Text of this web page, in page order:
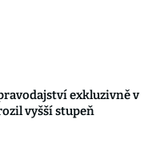
exkluzivně v
vyšší stupeň